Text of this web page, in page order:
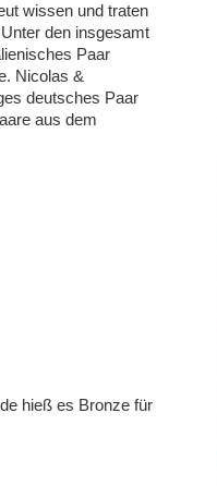
wissen und traten
den insgesamt
Paar
Nicolas &
deutsches Paar
aus dem
hieß es Bronze für